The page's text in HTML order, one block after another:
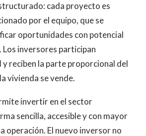
cada proyecto es
por el equipo, que se
oportunidades con potencial
inversores participan
reciben la parte proporcional del
vivienda se vende.
invertir en el sector
sencilla, accesible y con mayor
operación. El nuevo inversor no